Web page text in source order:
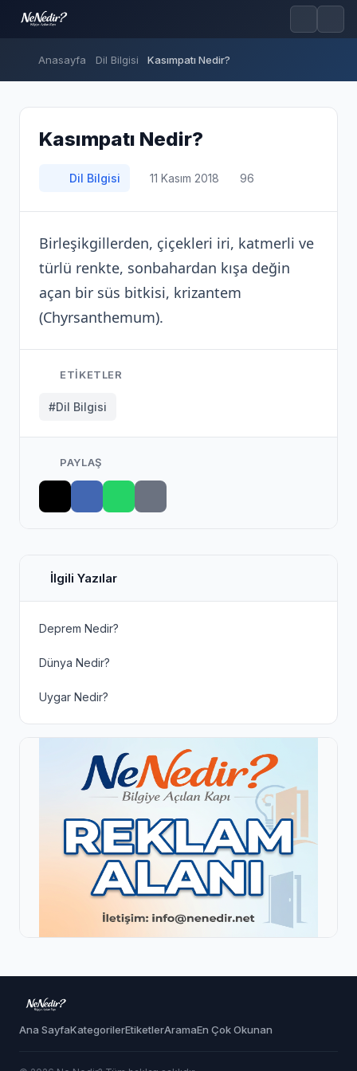
Anasayfa Dil Bilgisi Kasımpatı Nedir?
Kasımpatı Nedir?
Dil Bilgisi 11 Kasım 2018 96
Birleşikgillerden, çiçekleri iri, katmerli ve
türlü renkte, sonbahardan kışa değin
açan bir süs bitkisi, krizantem
(Chyrsanthemum).
ETIKETLER
#Dil Bilgisi
PAYLAŞ
İlgili Yazılar
Deprem Nedir?
Dünya Nedir?
Uygar Nedir?
Ana SayfaKategorilerEtiketlerAramaEn Çok Okunan